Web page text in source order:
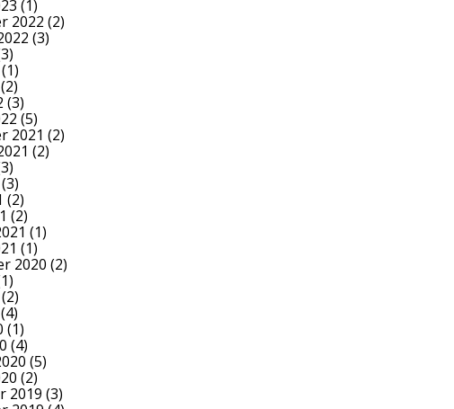
(1)
2022 (2)
(3)
(1)
(2)
(3)
(5)
2021 (2)
(2)
(3)
(2)
(2)
(1)
(1)
2020 (2)
(2)
(4)
(1)
(4)
(5)
(2)
2019 (3)